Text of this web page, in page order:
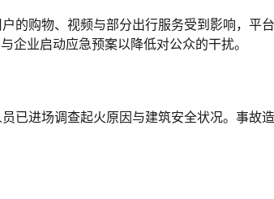
的购物、视频与部分出行服务受到影响，平
企业启动应急预案以降低对公众的干扰。
已进场调查起火原因与建筑安全状况。事故